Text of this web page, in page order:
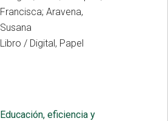
Francisca; Aravena,
Susana
Libro / Digital, Papel
Educación, eficiencia y